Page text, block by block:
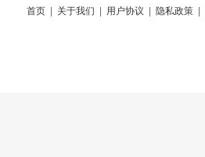
首页 关于我们 用户协议 隐私政策